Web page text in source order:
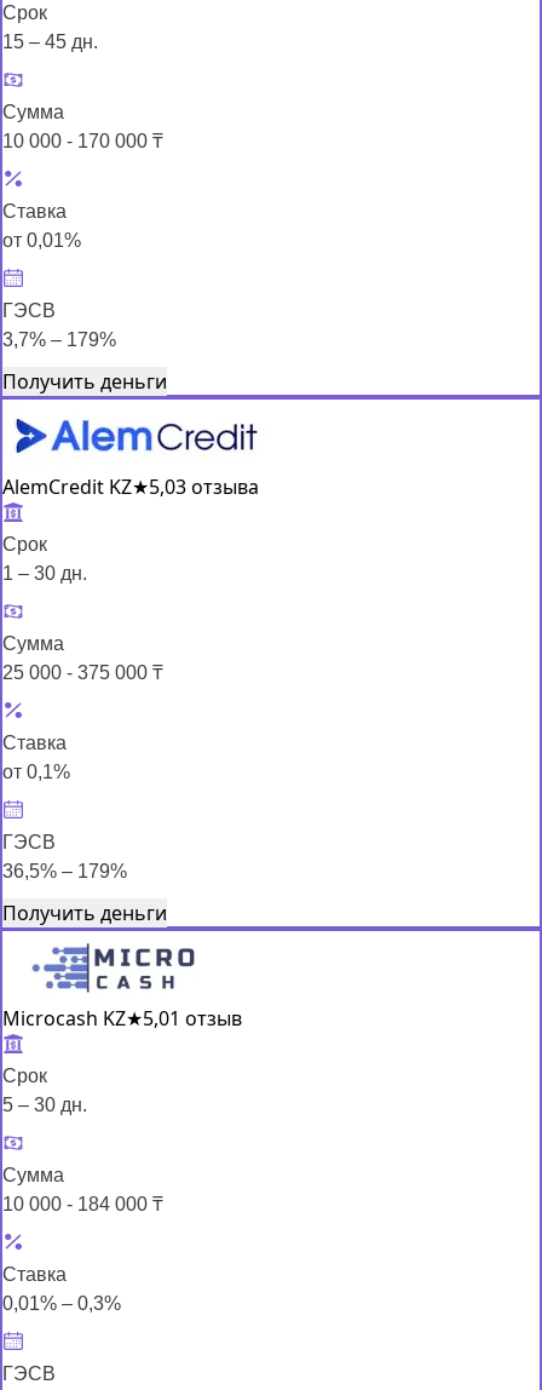
Срок
15 – 45 дн.
Сумма
10 000 - 170 000 ₸
Ставка
от 0,01%
ГЭСВ
3,7% – 179%
Получить деньги
AlemCredit KZ★5,03 отзыва
Срок
1 – 30 дн.
Сумма
25 000 - 375 000 ₸
Ставка
от 0,1%
ГЭСВ
36,5% – 179%
Получить деньги
Microcash KZ★5,01 отзыв
Срок
5 – 30 дн.
Сумма
10 000 - 184 000 ₸
Ставка
0,01% – 0,3%
ГЭСВ